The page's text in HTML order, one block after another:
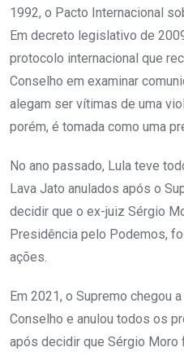
1992, o Pacto Internacional
Em decreto legislativo de
protocolo internacional que
Conselho em examinar
alegam ser vítimas de uma
porém, é tomada como uma
No ano passado, Lula teve
Lava Jato anulados após o
decidir que o ex-juiz Sérgio
Presidência pelo Podemos,
ações.
Em 2021, o Supremo chegou
Conselho e anulou todos os
após decidir que Sérgio Moro